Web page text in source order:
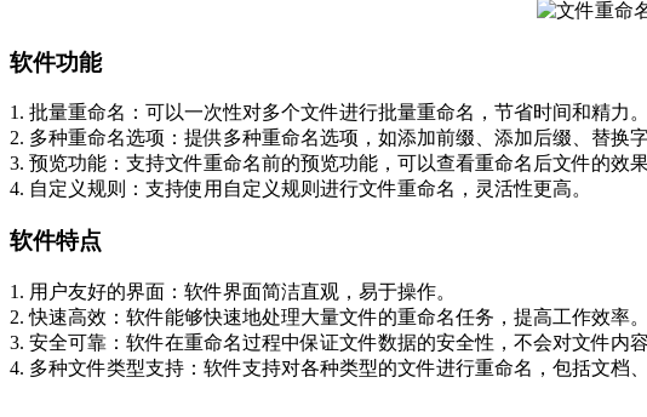
软件功能
1. 批量重命名：可以一次性对多个文件进行批量重命名，节省时间和精力。
2. 多种重命名选项：提供多种重命名选项，如添加前缀、添加后缀、替换
3. 预览功能：支持文件重命名前的预览功能，可以查看重命名后文件的效
4. 自定义规则：支持使用自定义规则进行文件重命名，灵活性更高。
软件特点
1. 用户友好的界面：软件界面简洁直观，易于操作。
2. 快速高效：软件能够快速地处理大量文件的重命名任务，提高工作效率。
3. 安全可靠：软件在重命名过程中保证文件数据的安全性，不会对文件内容
4. 多种文件类型支持：软件支持对各种类型的文件进行重命名，包括文档